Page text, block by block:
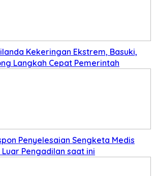
Kekeringan Ekstrem, Basuki,
Langkah Cepat Pemerintah
Penyelesaian Sengketa Medis
Pengadilan saat ini